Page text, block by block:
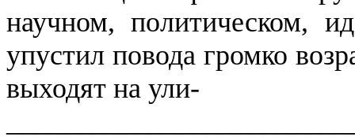
научном, полити­ческом,
упустил повода громко
выходят на ули-